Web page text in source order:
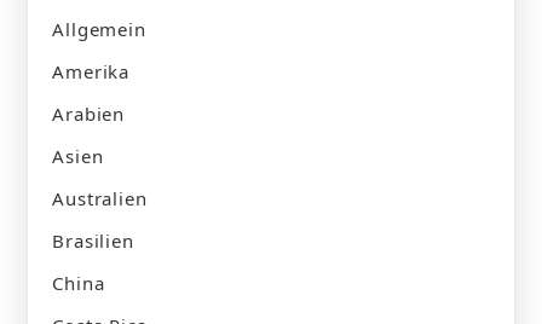
Allgemein
Amerika
Arabien
Asien
Australien
Brasilien
China